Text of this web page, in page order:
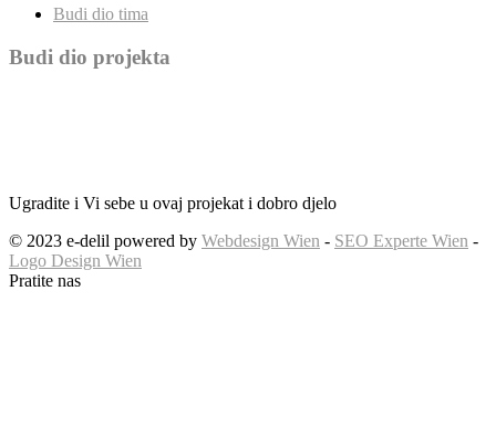
Budi dio tima
Budi dio projekta
Ugradite i Vi sebe u ovaj projekat i dobro djelo
© 2023 e-delil powered by Webdesign Wien - SEO Experte Wien -
Logo Design Wien
Pratite nas